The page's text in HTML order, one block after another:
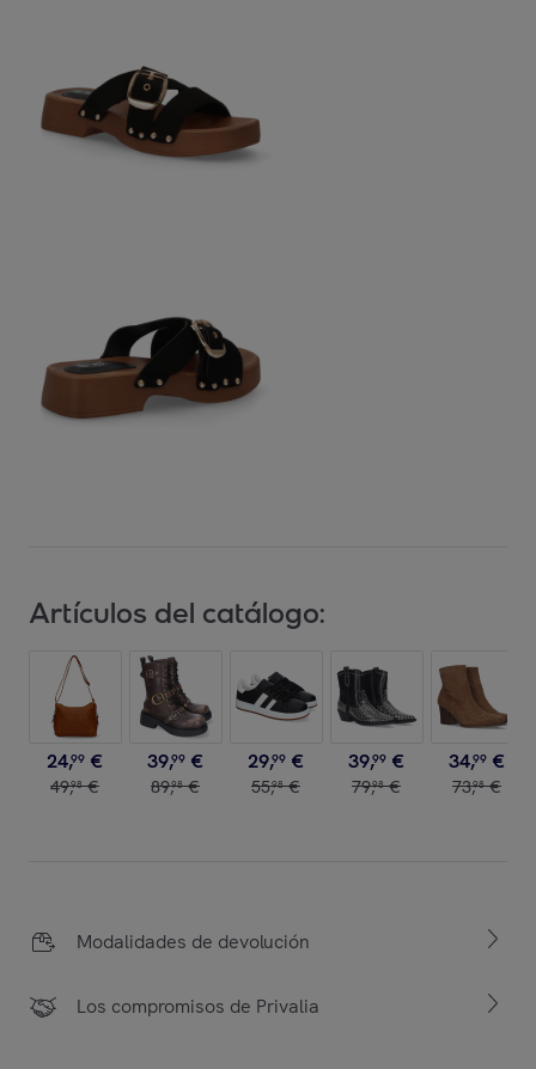
Artículos del catálogo:
24,99 €
49,98 €
39,99 €
89,98 €
29,99 €
55,98 €
39,99 €
79,98 €
34,99 €
73,98 €
Modalidades de devolución
Los compromisos de Privalia